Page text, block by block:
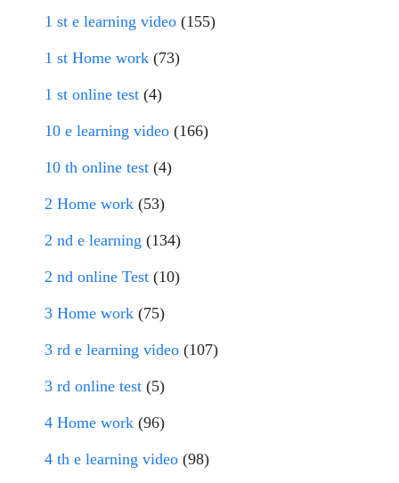
1 st e learning video (155)
1 st Home work (73)
1 st online test (4)
10 e learning video (166)
10 th online test (4)
2 Home work (53)
2 nd e learning (134)
2 nd online Test (10)
3 Home work (75)
3 rd e learning video (107)
3 rd online test (5)
4 Home work (96)
4 th e learning video (98)